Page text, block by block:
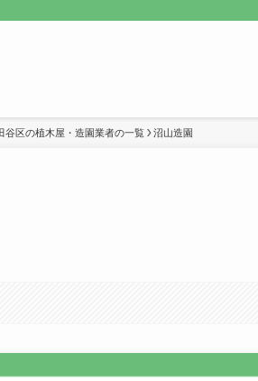
谷区の植木屋・造園業者の一覧 沼山造園